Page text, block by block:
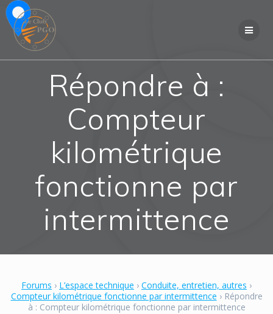
Répondre à :
Compteur
kilométrique
fonctionne par
intermittence
Forums › L’espace technique › Conduite, entretien, autres ›
Compteur kilométrique fonctionne par intermittence › Répondre
à : Compteur kilométrique fonctionne par intermittence